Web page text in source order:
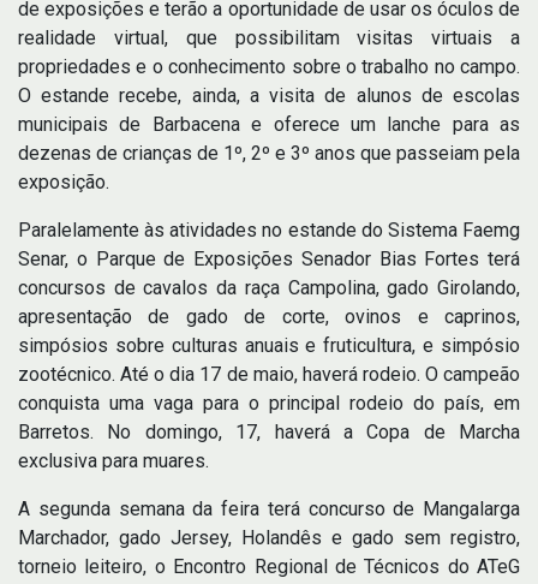
de exposições e terão a oportunidade de usar os óculos de
realidade virtual, que possibilitam visitas virtuais a
propriedades e o conhecimento sobre o trabalho no campo.
O estande recebe, ainda, a visita de alunos de escolas
municipais de Barbacena e oferece um lanche para as
dezenas de crianças de 1º, 2º e 3º anos que passeiam pela
exposição.
Paralelamente às atividades no estande do Sistema Faemg
Senar, o Parque de Exposições Senador Bias Fortes terá
concursos de cavalos da raça Campolina, gado Girolando,
apresentação de gado de corte, ovinos e caprinos,
simpósios sobre culturas anuais e fruticultura, e simpósio
zootécnico. Até o dia 17 de maio, haverá rodeio. O campeão
conquista uma vaga para o principal rodeio do país, em
Barretos. No domingo, 17, haverá a Copa de Marcha
exclusiva para muares.
A segunda semana da feira terá concurso de Mangalarga
Marchador, gado Jersey, Holandês e gado sem registro,
torneio leiteiro, o Encontro Regional de Técnicos do ATeG